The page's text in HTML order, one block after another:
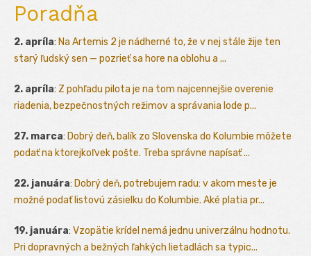
Poradňa
2. apríla: Na Artemis 2 je nádherné to, že v nej stále žije ten
starý ľudský sen — pozrieť sa hore na oblohu a ...
2. apríla: Z pohľadu pilota je na tom najcennejšie overenie
riadenia, bezpečnostných režimov a správania lode p...
27. marca: Dobrý deň, balík zo Slovenska do Kolumbie môžete
podať na ktorejkoľvek pošte. Treba správne napísať ...
22. januára: Dobrý deň, potrebujem radu: v akom meste je
možné podať listovú zásielku do Kolumbie. Aké platia pr...
19. januára: Vzopätie krídel nemá jednu univerzálnu hodnotu.
Pri dopravných a bežných ľahkých lietadlách sa typic...